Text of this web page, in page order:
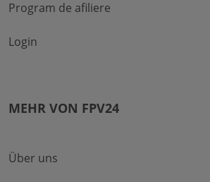
Program de afiliere
Login
MEHR VON FPV24
Über uns